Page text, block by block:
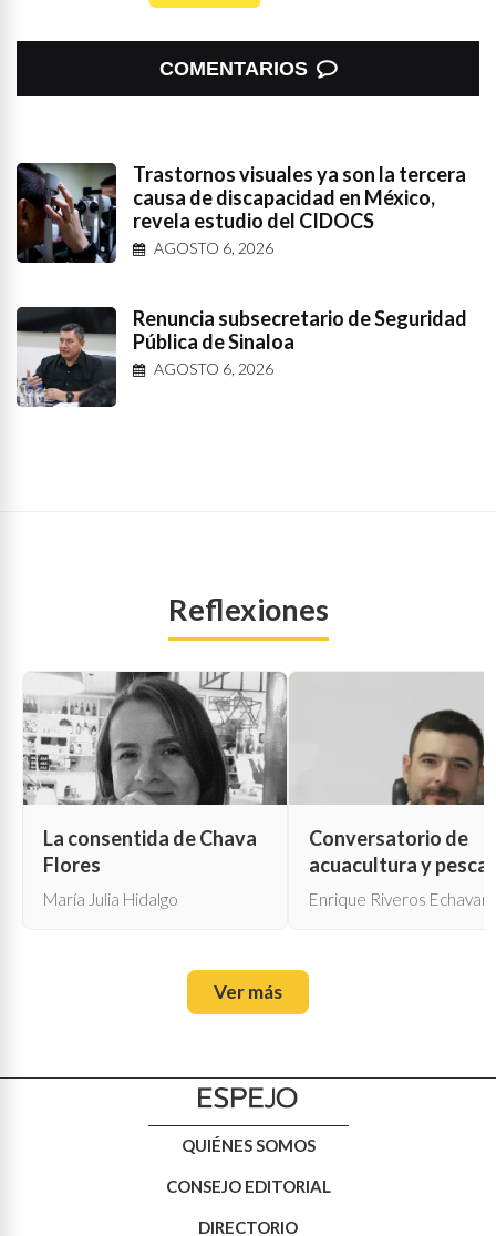
COMENTARIOS
Trastornos visuales ya son la tercera
causa de discapacidad en México,
revela estudio del CIDOCS
AGOSTO 6, 2026
Renuncia subsecretario de Seguridad
Pública de Sinaloa
AGOSTO 6, 2026
Reflexiones
La consentida de Chava
Flores
María Julia Hidalgo
Conversatorio de
acuacultura y pesca
Enrique Riveros
Ver más
QUIÉNES SOMOS
CONSEJO EDITORIAL
DIRECTORIO